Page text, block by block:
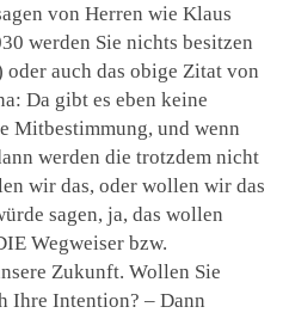
von Herren wie Klaus
werden Sie nichts besitzen
auch das obige Zitat von
Da gibt es eben keine
Mitbestimmung, und wenn
werden die trotzdem nicht
wir das, oder wollen wir das
sagen, ja, das wollen
Wegweiser bzw.
Zukunft. Wollen Sie
Ihre Intention? – Dann